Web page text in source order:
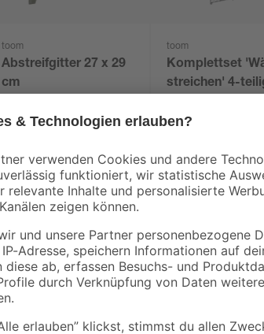
toom
Abstreifgitter 27 x 29
cm
3 , €
toom
Komplettset
streichen' 4-
23
Können deine 4 Wände
von Wilckens Farben Gmbh
weißen Farbton eine helle
Oberfläche. Du kannst mit
Menge reicht bei einem
mineralische Untergründe